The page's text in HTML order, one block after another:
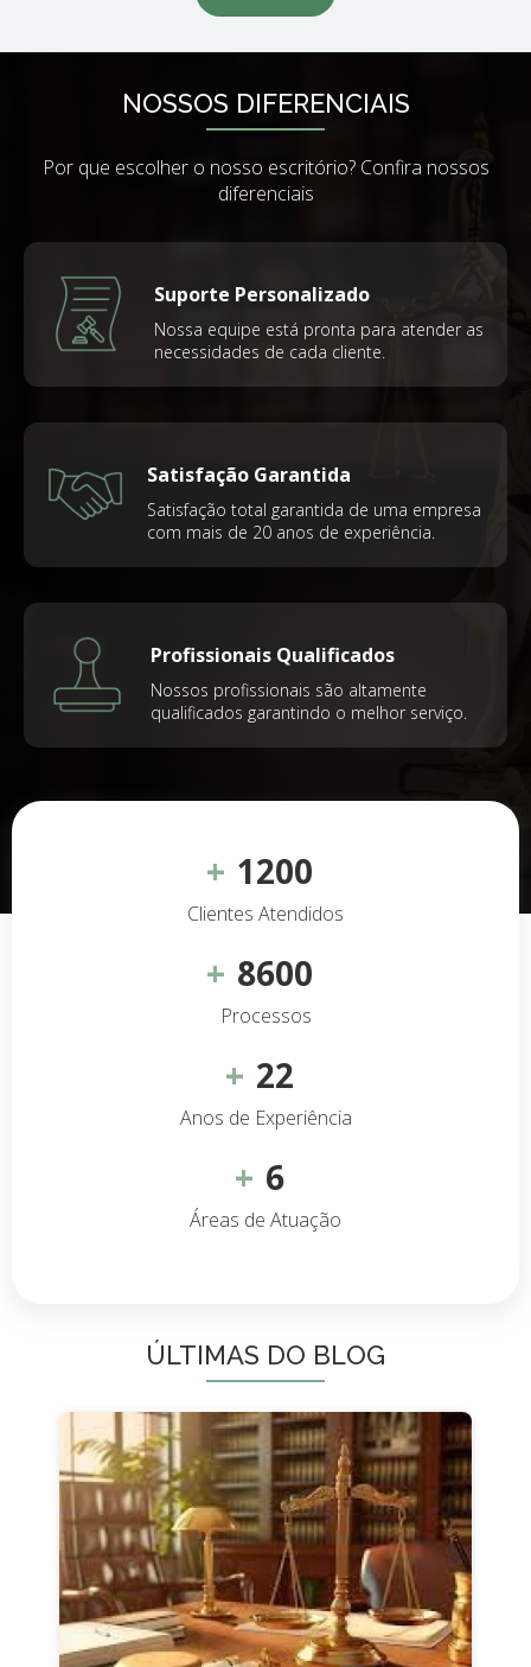
NOSSOS DIFERENCIAIS
Por que escolher o nosso escritório? Confira nossos
diferenciais
Suporte Personalizado
Nossa equipe está pronta para atender as
necessidades de cada cliente.
Satisfação Garantida
Satisfação total garantida de uma empresa
com mais de 20 anos de experiência.
Profissionais Qualificados
Nossos profissionais são altamente
qualificados garantindo o melhor serviço.
+ 1200
Clientes Atendidos
+ 8600
Processos
+ 22
Anos de Experiência
+ 6
Áreas de Atuação
ÚLTIMAS DO BLOG